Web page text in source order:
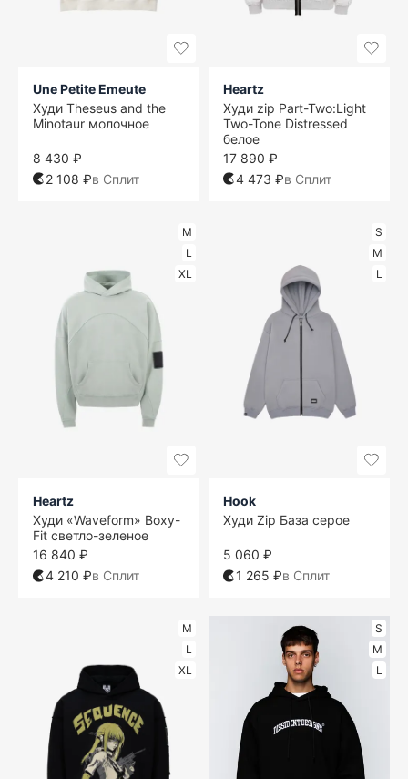
Une Petite Emeute
Худи Theseus and the
Minotaur молочное
8 430 ₽
2 108 ₽в Сплит
Heartz
Худи zip Part-Two:Light
Two-Tone Distressed
белое
17 890 ₽
4 473 ₽в Сплит
M
L
XL
Heartz
Худи «Waveform» Boxy-
Fit светло-зеленое
16 840 ₽
4 210 ₽в Сплит
S
M
L
Hook
Худи Zip База серое
5 060 ₽
1 265 ₽в Сплит
M
L
XL
S
M
L